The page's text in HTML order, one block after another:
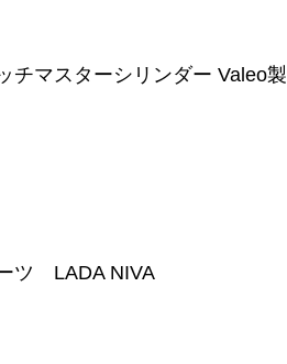
チマスターシリンダー Valeo製
ツ LADA NIVA